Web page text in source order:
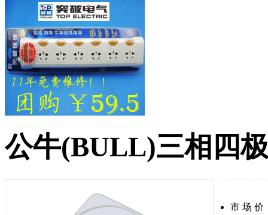
公牛(BULL)三相四
市 场 价